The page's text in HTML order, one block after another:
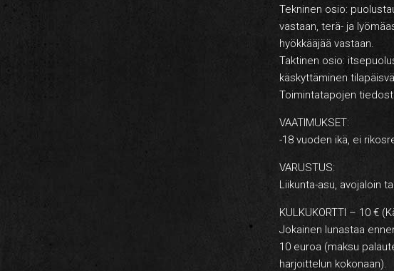
Tekninen osio:
vastaan, terä- ja
hyökkääjää vastaan.
Taktinen osio:
käskyttäminen
Toimintatapojen
VAATIMUKSET:
-18 vuoden ikä, ei
VARUSTUS:
Liikunta-asu, avojaloin
KULKUKORTTI – 10 €
Jokainen lunastaa
10 euroa (maksu
harjoittelun kokonaan).